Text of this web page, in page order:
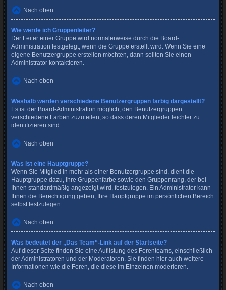
Nach oben
Wie werde ich Gruppenleiter?
Der Leiter einer Gruppe wird normalerweise durch die Board-
Administration festgelegt, wenn die Gruppe erstellt wird. Wenn Sie eine
eigene Benutzergruppe erstellen möchten, dann sollten Sie einen
Administrator kontaktieren.
Nach oben
Weshalb werden verschiedene Benutzergruppen farbig dargestellt?
Es ist der Board-Administration möglich, den Benutzergruppen
verschiedene Farben zuzuteilen, so dass deren Mitglieder leichter zu
identifizieren sind.
Nach oben
Was ist eine Hauptgruppe?
Wenn Sie Mitglied in mehr als einer Benutzergruppe sind, dient die
Hauptgruppe dazu, Ihre Gruppenfarbe sowie den Gruppenrang, der bei
Ihnen standardmäßig angezeigt wird, festzulegen. Ein Administrator kann
Ihnen die Berechtigung geben, Ihre Hauptgruppe im persönlichen Bereich
selbst festzulegen.
Nach oben
Was bedeutet der „Das Team“-Link auf der Startseite?
Auf dieser Seite finden Sie eine Auflistung des Forenteams, einschließlich
der Administratoren und der Moderatoren. Sie finden hier auch weitere
Informationen wie die Foren, die diese im Einzelnen moderieren.
Nach oben